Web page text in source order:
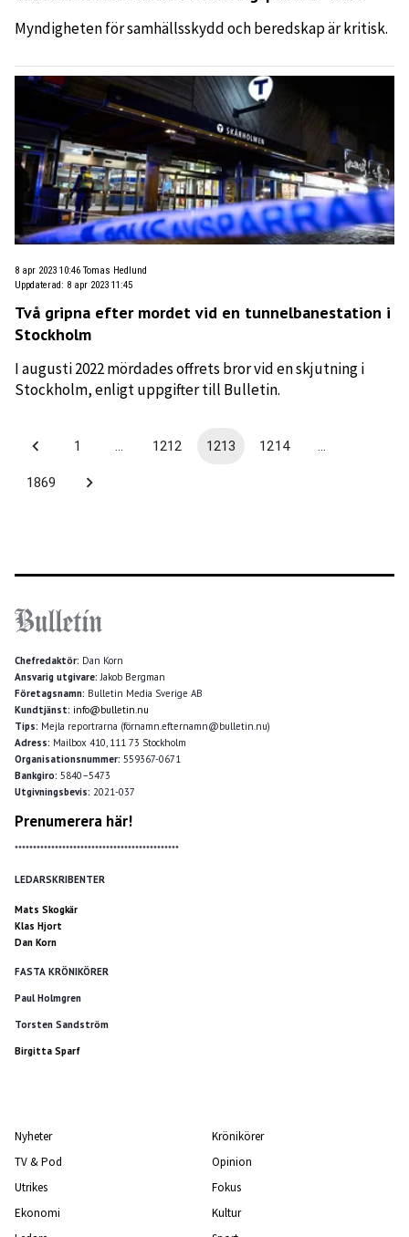
Myndigheten för samhällsskydd och beredskap är kritisk.
8 apr 2023 10:46 Tomas Hedlund
Uppdaterad: 8 apr 2023 11:45
Två gripna efter mordet vid en tunnelbanestation i
Stockholm
I augusti 2022 mördades offrets bror vid en skjutning i
Stockholm, enligt uppgifter till Bulletin.
1 1212 1213 1214
1869
Chefredaktör: Dan Korn
Ansvarig utgivare:Jakob Bergman
Företagsnamn: Bulletin Media Sverige AB
Kundtjänst: info@bulletin.nu
Tips: Mejla reportrarna (förnamn.efternamn@bulletin.nu)
Adress: Mailbox 410, 111 73 Stockholm
Organisationsnummer: 559367-0671
Bankgiro: 5840–5473
Utgivningsbevis: 2021-037
Prenumerera här!
*********************************************
LEDARSKRIBENTER
Mats Skogkär
Klas Hjort
Dan Korn
FASTA KRÖNIKÖRER
Paul Holmgren
Torsten Sandström
Birgitta Sparf
Nyheter
TV & Pod
Utrikes
Ekonomi
Krönikörer
Opinion
Fokus
Kultur